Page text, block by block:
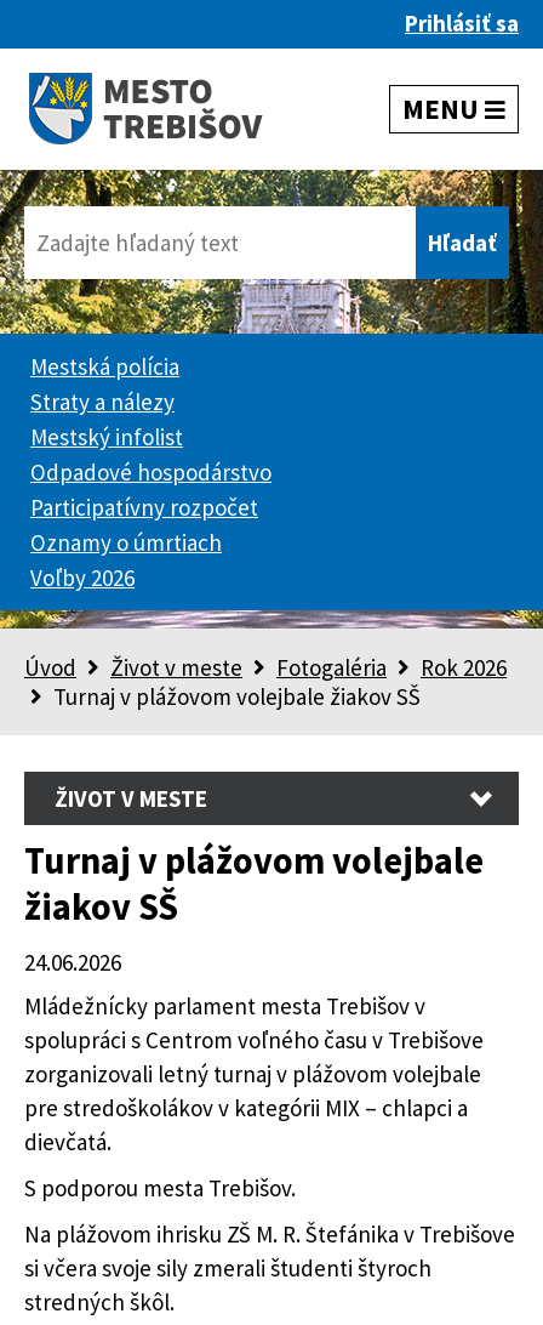
Prihlásiť sa
Mestská polícia
Straty a nálezy
Mestský infolist
Odpadové hospodárstvo
Participatívny rozpočet
Oznamy o úmrtiach
Voľby 2026
Úvod Život v meste Fotogaléria
Rok 2026
Turnaj v plážovom volejbale žiakov SŠ
ŽIVOT V MESTE
Turnaj v plážovom volejbale
žiakov SŠ
24.06.2026
Mládežnícky parlament mesta Trebišov v
spolupráci s Centrom voľného času v Trebišove
zorganizovali letný turnaj v plážovom volejbale
pre stredoškolákov v kategórii MIX – chlapci a
dievčatá.
S podporou mesta Trebišov.
Na plážovom ihrisku ZŠ M. R. Štefánika v Trebišove
si včera svoje sily zmerali študenti štyroch
stredných škôl.